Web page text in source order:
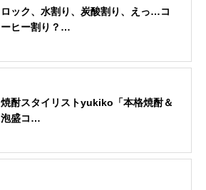
ロック、水割り、炭酸割り、えっ…コ
ーヒー割り？…
焼酎スタイリストyukiko「本格焼酎＆
泡盛コ…